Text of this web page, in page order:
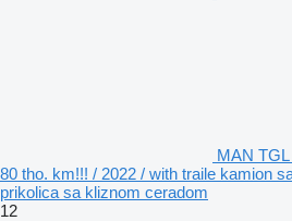
MAN
80 tho. km!!! / 2022 / with traile kamion
prikolica sa kliznom ceradom
12